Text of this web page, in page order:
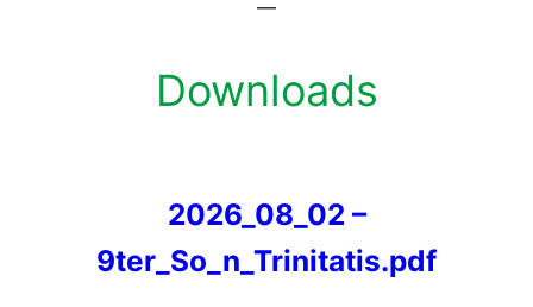
Downloads
2026_08_02 –
9ter_So_n_Trinitatis.pdf